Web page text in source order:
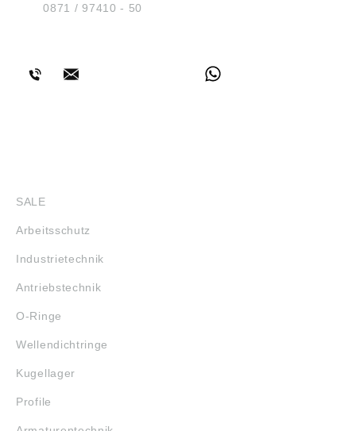
Tel.:0871 / 97410 - 50
SALE
Arbeitsschutz
Industrietechnik
Antriebstechnik
O-Ringe
Wellendichtringe
Kugellager
Profile